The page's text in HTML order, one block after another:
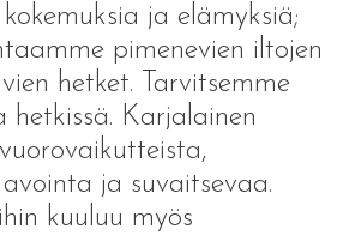
ja elämyksiä;
pimenevien iltojen
hetket. Tarvitsemme
hetkissä. Karjalainen
ja suvaitsevaa.
kuuluu myös